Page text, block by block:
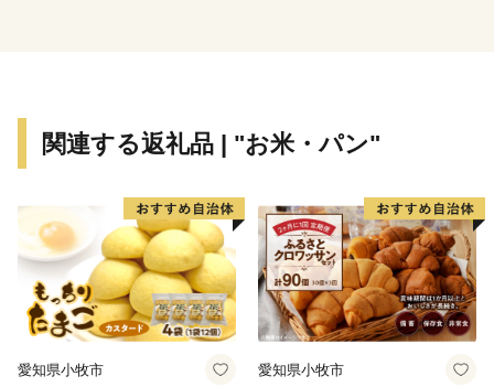
関連する返礼品 | "お米・パン"
愛知県小牧市 愛知県小牧市